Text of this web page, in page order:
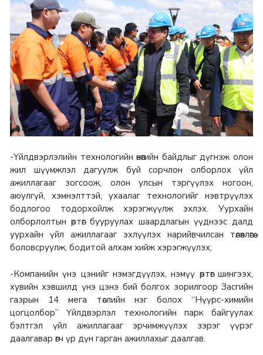
-Үйлдвэрлэлийн технологийн өнөөгийн байдлыг дүгнэж олон
жил шүүмжлэл дагуулж буй сорчлон олборлох үйл
ажиллагааг зогсоож, олон улсын тэргүүлэх ногоон,
аюулгүй, хэмнэлттэй, ухаалаг технологийг нэвтрүүлэх
бодлогоо тодорхойлж хэрэгжүүлж эхлэх. Уурхайн
олборлолтын өртөг бууруулах шаардлагын үүднээс далд
уурхайн үйл ажиллагааг эхлүүлэх нарийвчилсан төлөвлөгөө
боловсруулж, бодитой алхам хийж хэрэгжүүлэх;
-Компанийн үнэ цэнийг нэмэгдүүлэх, нэмүү өртөг шингээх,
хувийн хэвшилд үнэ цэнэ бий болгох зорилгоор Засгийн
газрын 14 мега төслийн нэг болох “Нүүрс-химийн
цогцолбор” Үйлдвэрлэл технологийн парк байгуулах
бэлтгэл үйл ажиллагааг эрчимжүүлэх зэрэг үүрэг
даалгавар өгч үр дүн гарган ажиллахыг даалгав.